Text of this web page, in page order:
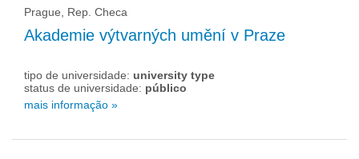
Prague, Rep. Checa
Akademie výtvarných umění v Praze
tipo de universidade: university type
status de universidade: público
mais informação »